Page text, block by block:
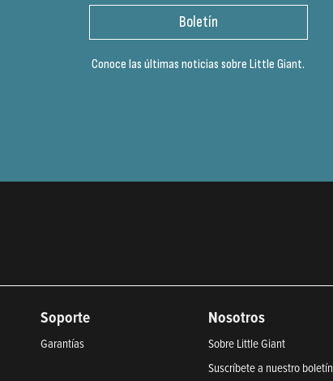
Boletín
Conoce las últimas noticias sobre Little Giant.
Soporte
Garantías
Nosotros
Sobre Little Giant
Suscríbete a nuestro boletín